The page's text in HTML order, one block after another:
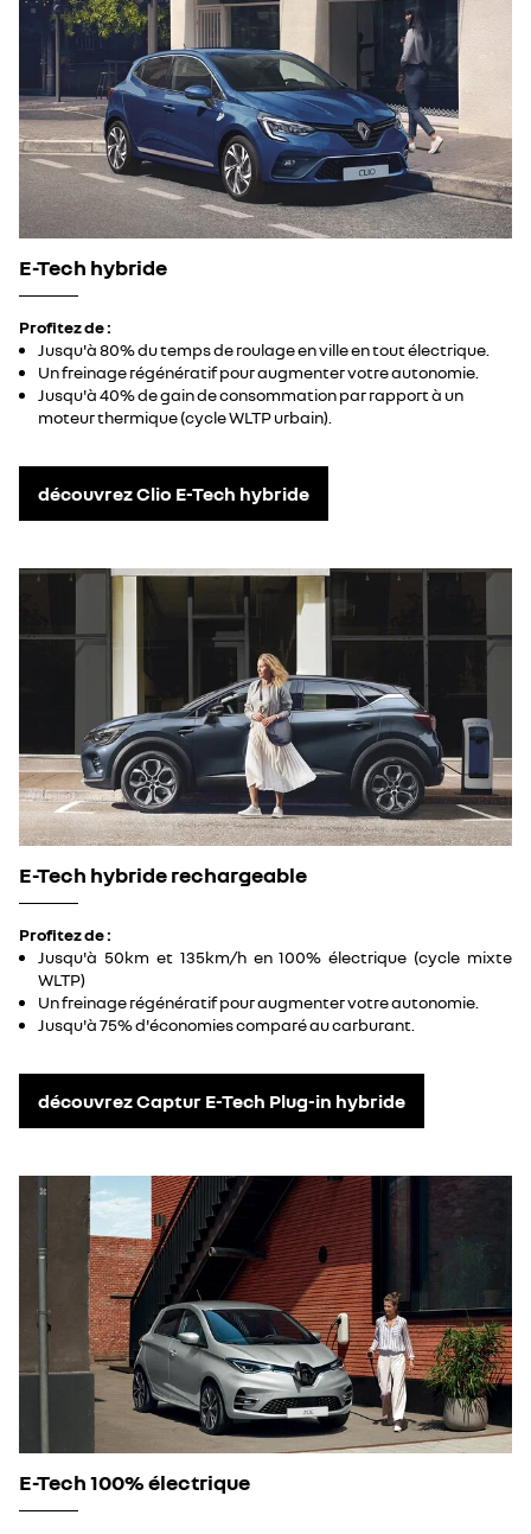
E-Tech hybride
Profitez de :
Jusqu'à 80% du temps de roulage en ville en tout électrique.
Un freinage régénératif pour augmenter votre autonomie.
Jusqu'à 40% de gain de consommation par rapport à un
moteur thermique (cycle WLTP urbain).
découvrez Clio E-Tech hybride
E-Tech hybride rechargeable
Profitez de :
Jusqu'à 50km et 135km/h en 100% électrique (cycle mixte
WLTP)
Un freinage régénératif pour augmenter votre autonomie.
Jusqu'à 75% d'économies comparé au carburant.
découvrez Captur E-Tech Plug-in hybride
E-Tech 100% électrique